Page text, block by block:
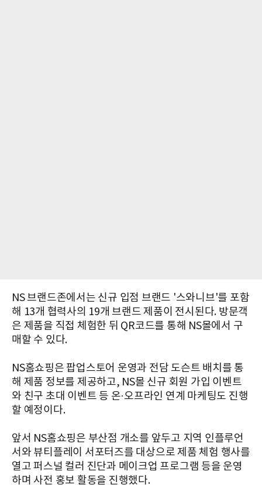
NS 브랜드존에서는 신규 입점 브랜드 '스와니브'를 포함
해 13개 협력사의 19개 브랜드 제품이 전시된다. 방문객
은 제품을 직접 체험한 뒤 QR코드를 통해 NS몰에서 구
매할 수 있다.
NS홈쇼핑은 팝업스토어 운영과 전담 도슨트 배치를 통
해 제품 정보를 제공하고, NS몰 신규 회원 가입 이벤트
와 친구 초대 이벤트 등 온·오프라인 연계 마케팅도 진행
할 예정이다.
앞서 NS홈쇼핑은 부산점 개소를 앞두고 지역 인플루언
서와 뷰티플레이 서포터즈를 대상으로 제품 체험 행사를
열고 퍼스널 컬러 진단과 메이크업 프로그램 등을 운영
하며 사전 홍보 활동을 진행했다.